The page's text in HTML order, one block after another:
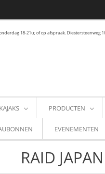
18-21u; of op afspraak. Diestersteenweg
PRODUCTEN
EVENEMENTEN
RAID JAPAN